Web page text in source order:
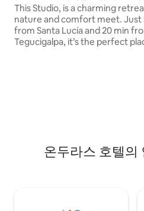
함
This Studio, is a charming
nature and comfort meet. Just
from Santa Lucía and 20 min
Tegucigalpa, it’s the perfect
온두라스 호텔의